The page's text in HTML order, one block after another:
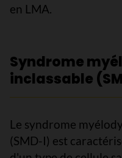
en LMA.
Syndrome
inclassable
Le syndrome
(SMD-I) est